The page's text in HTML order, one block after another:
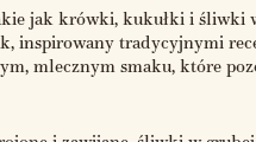
jak krówki, kukułki i śliwki
inspirowany tradycyjnymi
mlecznym smaku, które